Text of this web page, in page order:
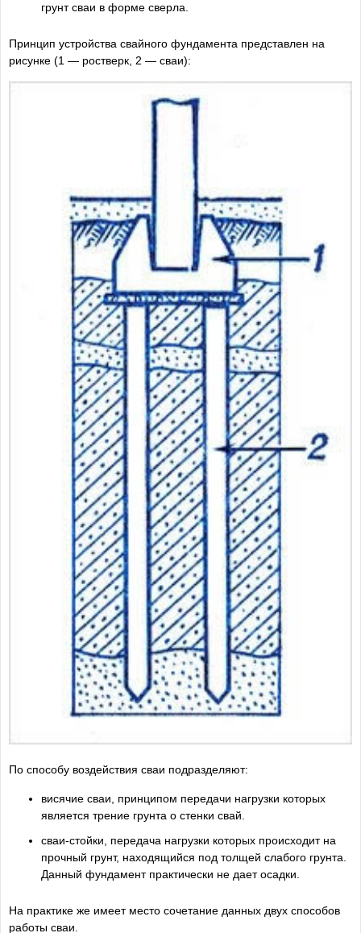
грунт сваи в форме сверла.
Принцип устройства свайного фундамента представлен на
рисунке (1 — ростверк, 2 — сваи):
По способу воздействия сваи подразделяют:
висячие сваи, принципом передачи нагрузки которых
является трение грунта о стенки свай.
сваи-стойки, передача нагрузки которых происходит на
прочный грунт, находящийся под толщей слабого грунта.
Данный фундамент практически не дает осадки.
На практике же имеет место сочетание данных двух способов
работы сваи.